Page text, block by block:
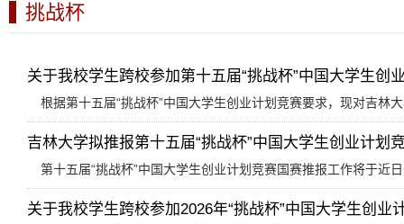
挑战杯
关于我校学生跨校参加第十五届“挑战杯”中国大学生创
根据第十五届“挑战杯”中国大学生创业计划竞赛要求，现对吉
吉林大学拟推报第十五届“挑战杯”中国大学生创业计划
第十五届“挑战杯”中国大学生创业计划竞赛国赛推报工作将于
关于我校学生跨校参加2026年“挑战杯”中国大学生创业